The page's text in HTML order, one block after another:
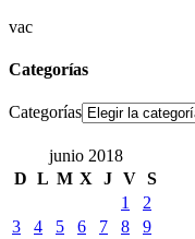
vac
Categorías
Categorías
junio 2018
D L M X J V S
1
2
3
4 5 6 7 8
9